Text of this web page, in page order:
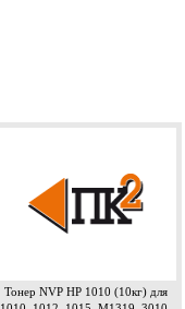
Тонер NVP HP 1010 (10кг) для